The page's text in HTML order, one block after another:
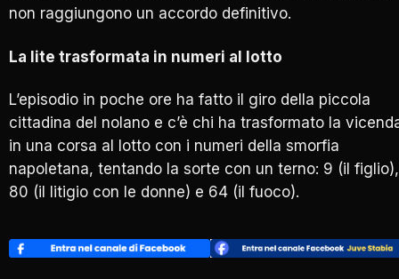
non raggiungono un accordo definitivo.
La lite trasformata in numeri al lotto
L’episodio in poche ore ha fatto il giro della piccola
cittadina del nolano e c’è chi ha trasformato la
in una corsa al lotto con i numeri della smorfia
napoletana, tentando la sorte con un terno: 9 (il figlio),
80 (il litigio con le donne) e 64 (il fuoco).